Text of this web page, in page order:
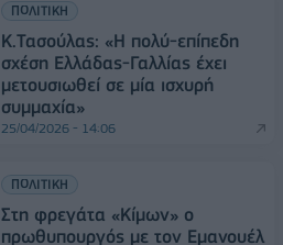
ΠΟΛΙΤΙΚΗ
Κ.Τασούλας: «H πολύ-επίπεδη
σχέση Ελλάδας-Γαλλίας έχει
μετουσιωθεί σε μία ισχυρή
συμμαχία»
25/04/2026 - 14:06
ΠΟΛΙΤΙΚΗ
Στη φρεγάτα «Κίμων» ο
πρωθυπουργός με τον Εμανουέλ